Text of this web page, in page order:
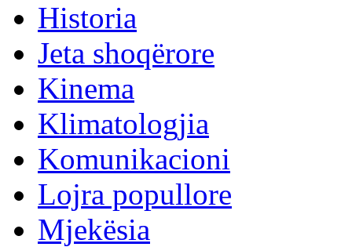
Historia
Jeta shoqërore
Kinema
Klimatologjia
Komunikacioni
Lojra popullore
Mjekësia